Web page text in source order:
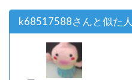
k68517588さんと似た人